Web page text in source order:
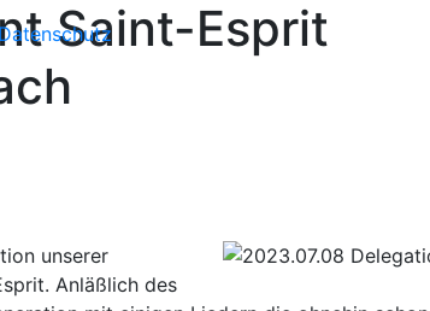
DatenschutzSaint-Esprit
unserer
Anläßlich des